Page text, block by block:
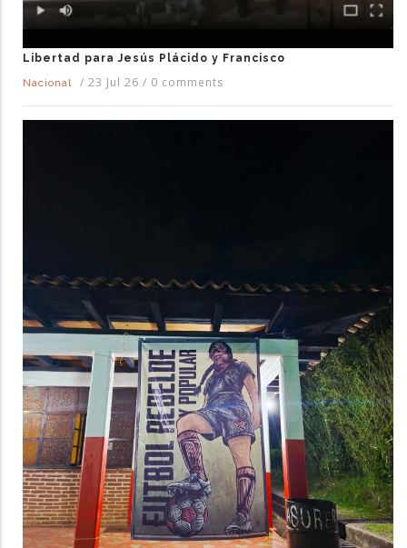
Libertad para Jesús Plácido y Francisco
Nacional
/ 23 Jul 26 / 0 comments